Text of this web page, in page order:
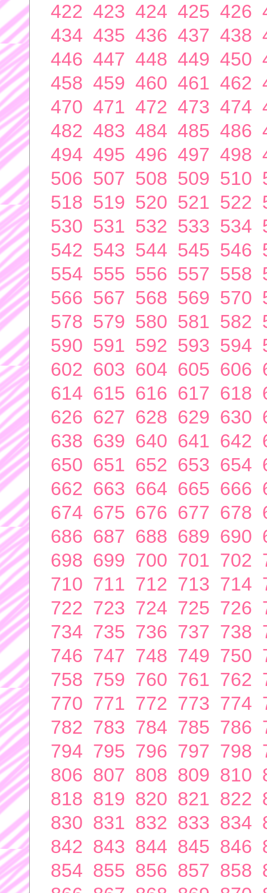
422 423 424 425 426
434 435 436 437 438
446 447 448 449 450
458 459 460 461 462
470 471 472 473 474
482 483 484 485 486
494 495 496 497 498
506 507 508 509 510
518 519 520 521 522
530 531 532 533 534
542 543 544 545 546
554 555 556 557 558
566 567 568 569 570
578 579 580 581 582
590 591 592 593 594
602 603 604 605 606
614 615 616 617 618
626 627 628 629 630
638 639 640 641 642
650 651 652 653 654
662 663 664 665 666
674 675 676 677 678
686 687 688 689 690
698 699 700 701 702
710 711 712 713 714
722 723 724 725 726
734 735 736 737 738
746 747 748 749 750
758 759 760 761 762
770 771 772 773 774
782 783 784 785 786
794 795 796 797 798
806 807 808 809 810
818 819 820 821 822
830 831 832 833 834
842 843 844 845 846
854 855 856 857 858